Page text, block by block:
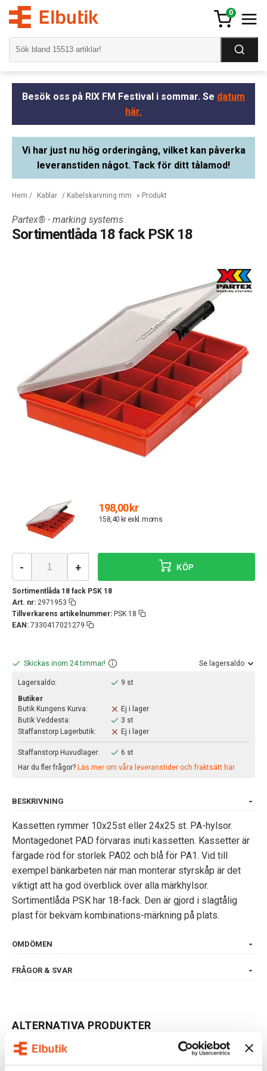
0
Besök oss på RIX FM Festival i sommar. Se datum
här.
Vi har just nu hög orderingång, vilket kan påverka
leveranstiden något. Tack för ditt tålamod!
Hem / Kablar / Kabelskarvning mm » Produkt
Partex® - marking systems
Sortimentlåda 18 fack PSK 18
198,00 kr
158,40 kr exkl. moms
Sortimentlåda 18 fack PSK 18
Art. nr: 2971953
Tillverkarens artikelnummer: PSK 18
EAN: 7330417021279
- + KÖP
Skickas inom 24 timmar! Se lagersaldo
Lagersaldo:
9 st
Butiker
Butik Kungens Kurva:
Ej i lager
Butik Veddesta:
3 st
Staffanstorp Lagerbutik:
Ej i lager
Staffanstorp Huvudlager:
6 st
Har du fler frågor? Läs mer om våra leveranstider och fraktsätt här.
BESKRIVNING
Kassetten rymmer 10x25st eller 24x25 st. PA-hylsor.
Montagedonet PAD förvaras inuti kassetten. Kassetter är
färgade röd för storlek PA02 och blå för PA1. Vid till
exempel bänkarbeten när man monterar styrskåp är det
viktigt att ha god överblick över alla märkhylsor.
Sortimentlåda PSK har 18-fack. Den är gjord i slagtålig
plast för bekväm kombinations-märkning på plats.
OMDÖMEN
FRÅGOR & SVAR
ALTERNATIVA PRODUKTER